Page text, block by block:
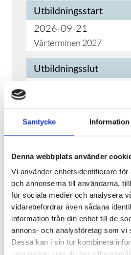
Samtycke Information
Denna webbplats använder
Vi använder enhetsidentifierare
och annonserna till användarna,
för sociala medier och analysera
vidarebefordrar även sådana
information från din enhet till de
annons- och analysföretag som vi
Dessa kan i sin tur kombinera
Utbildningsstart
2026-09-21
Vårterminen 2027
Utbildningsslut
Ansökan öppnar
Ansökan stänger
2026-08-24
KORT YH-